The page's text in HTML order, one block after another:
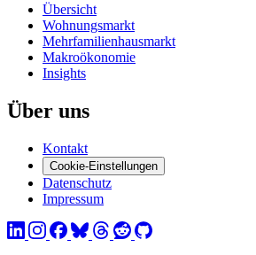
Übersicht
Wohnungsmarkt
Mehrfamilienhausmarkt
Makroökonomie
Insights
Über uns
Kontakt
Cookie-Einstellungen
Datenschutz
Impressum